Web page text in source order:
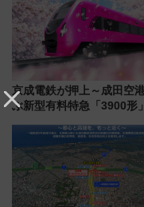
京成電鉄が押上～成田空
ぶ新型有料特急「3900形
募集も実施